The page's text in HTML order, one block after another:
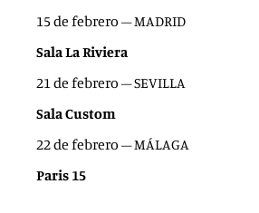
15 de febrero – MADRID
Sala La Riviera
21 de febrero – SEVILLA
Sala Custom
22 de febrero – MÁLAGA
Paris 15